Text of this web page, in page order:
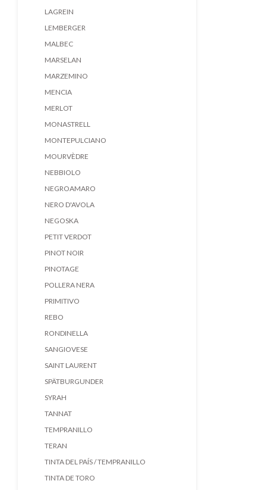
LAGREIN
LEMBERGER
MALBEC
MARSELAN
MARZEMINO
MENCIA
MERLOT
MONASTRELL
MONTEPULCIANO
MOURVÈDRE
NEBBIOLO
NEGROAMARO
NERO D'AVOLA
NEGOSKA
PETIT VERDOT
PINOT NOIR
PINOTAGE
POLLERA NERA
PRIMITIVO
REBO
RONDINELLA
SANGIOVESE
SAINT LAURENT
SPÄTBURGUNDER
SYRAH
TANNAT
TEMPRANILLO
TERAN
TINTA DEL PAÍS / TEMPRANILLO
TINTA DE TORO